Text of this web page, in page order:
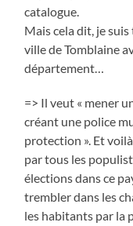
catalogue.
Mais cela dit, je
ville de Tomblaine
département…
=> Il veut « mener
créant une police
protection ». Et
par tous les
élections dans ce
trembler dans les
les habitants par la